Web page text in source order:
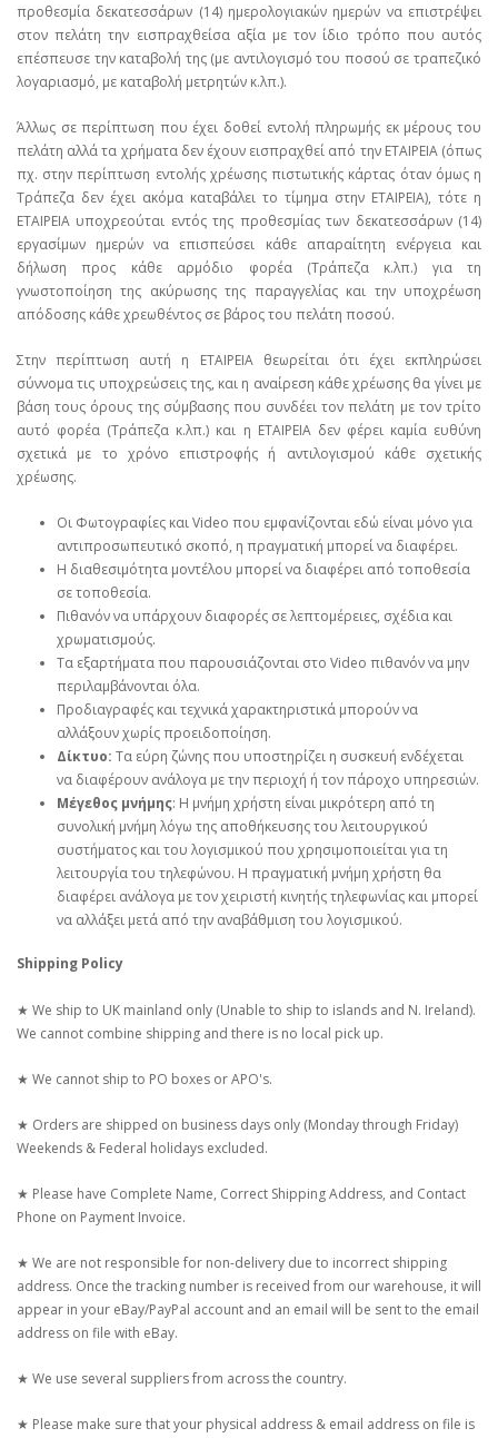
προθεσμία δεκατεσσάρων (14) ημερολογιακών ημερών να επιστρέψει
στον πελάτη την εισπραχθείσα αξία με τον ίδιο τρόπο που αυτός
επέσπευσε την καταβολή της (με αντιλογισμό του ποσού σε τραπεζικό
λογαριασμό, με καταβολή μετρητών κ.λπ.).
Άλλως σε περίπτωση που έχει δοθεί εντολή πληρωμής εκ μέρους του
πελάτη αλλά τα χρήματα δεν έχουν εισπραχθεί από την ΕΤΑΙΡΕΙΑ (όπως
πχ. στην περίπτωση εντολής χρέωσης πιστωτικής κάρτας όταν όμως η
Τράπεζα δεν έχει ακόμα καταβάλει το τίμημα στην ΕΤΑΙΡΕΙΑ), τότε η
ΕΤΑΙΡΕΙΑ υποχρεούται εντός της προθεσμίας των δεκατεσσάρων (14)
εργασίμων ημερών να επισπεύσει κάθε απαραίτητη ενέργεια και
δήλωση προς κάθε αρμόδιο φορέα (Τράπεζα κ.λπ.) για τη
γνωστοποίηση της ακύρωσης της παραγγελίας και την υποχρέωση
απόδοσης κάθε χρεωθέντος σε βάρος του πελάτη ποσού.
Στην περίπτωση αυτή η ΕΤΑΙΡΕΙΑ θεωρείται ότι έχει εκπληρώσει
σύννομα τις υποχρεώσεις της, και η αναίρεση κάθε χρέωσης θα γίνει με
βάση τους όρους της σύμβασης που συνδέει τον πελάτη με τον τρίτο
αυτό φορέα (Τράπεζα κ.λπ.) και η ΕΤΑΙΡΕΙΑ δεν φέρει καμία ευθύνη
σχετικά με το χρόνο επιστροφής ή αντιλογισμού κάθε σχετικής
χρέωσης.
Οι Φωτογραφίες και Video που εμφανίζονται εδώ είναι μόνο για
αντιπροσωπευτικό σκοπό, η πραγματική μπορεί να διαφέρει.
Η διαθεσιμότητα μοντέλου μπορεί να διαφέρει από τοποθεσία
σε τοποθεσία.
Πιθανόν να υπάρχουν διαφορές σε λεπτομέρειες, σχέδια και
χρωματισμούς.
Τα εξαρτήματα που παρουσιάζονται στο Video πιθανόν να μην
περιλαμβάνονται όλα.
Προδιαγραφές και τεχνικά χαρακτηριστικά μπορούν να
αλλάξουν χωρίς προειδοποίηση.
Δίκτυο: Τα εύρη ζώνης που υποστηρίζει η συσκευή ενδέχεται
να διαφέρουν ανάλογα με την περιοχή ή τον πάροχο υπηρεσιών.
Μέγεθος μνήμης: Η μνήμη χρήστη είναι μικρότερη από τη
συνολική μνήμη λόγω της αποθήκευσης του λειτουργικού
συστήματος και του λογισμικού που χρησιμοποιείται για τη
λειτουργία του τηλεφώνου. Η πραγματική μνήμη χρήστη θα
διαφέρει ανάλογα με τον χειριστή κινητής τηλεφωνίας και μπορεί
να αλλάξει μετά από την αναβάθμιση του λογισμικού.
Shipping Policy
★ We ship to UK mainland only (Unable to ship to islands and N. Ireland).
We cannot combine shipping and there is no local pick up.
★ We cannot ship to PO boxes or APO's.
★ Orders are shipped on business days only (Monday through Friday)
Weekends & Federal holidays excluded.
★ Please have Complete Name, Correct Shipping Address, and Contact
Phone on Payment Invoice.
★ We are not responsible for non-delivery due to incorrect shipping
address. Once the tracking number is received from our warehouse, it will
appear in your eBay/PayPal account and an email will be sent to the email
address on file with eBay.
★ We use several suppliers from across the country.
★ Please make sure that your physical address & email address on file is